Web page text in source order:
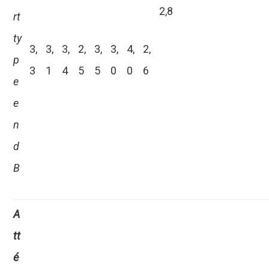
rt
ty
p
e
e
n
d
B
3,
3
3,
1
3,
4
2,
5
3,
5
3,
0
4,
0
2,
6
2,8
A
tt
é